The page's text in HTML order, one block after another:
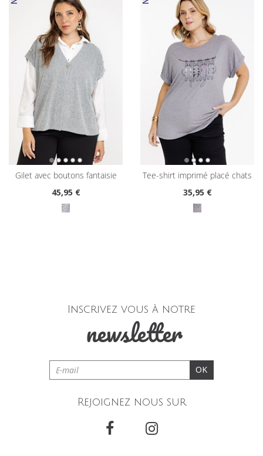
gilet avec boutons fantaisie
45,95 €
tee-shirt imprimé placé chats
35,95 €
Inscrivez vous à notre
newsletter
OK
Rejoignez nous sur